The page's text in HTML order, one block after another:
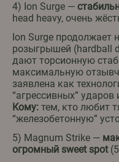
4) Ion Surge —
head heavy, очень
Ion Surge продолжает
розыгрышей (hardball
дают торсионную
максимальную
заявлена как
“агрессивных” ударов
Кому: тем, кто любит
“железобетонную”
5) Magnum Strike —
огромный sweet spot